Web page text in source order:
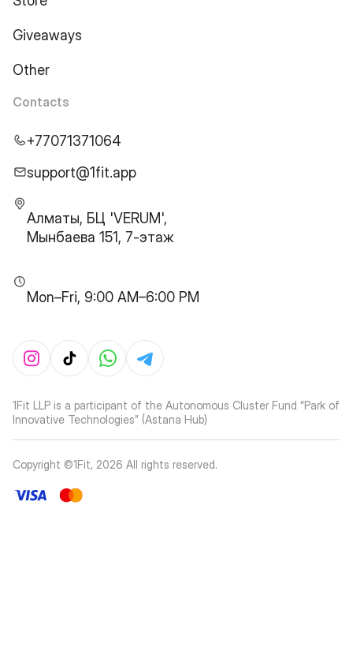
Giveaways
Other
Contacts
+77071371064
support@1fit.app
Алматы, БЦ 'VERUM',
Мынбаева 151, 7-этаж
Mon–Fri, 9:00 AM–6:00 PM
1Fit LLP is a participant of the Autonomous Cluster Fund “Park of
Innovative Technologies” (Astana Hub)
Copyright ©1Fit, 2026 All rights reserved.